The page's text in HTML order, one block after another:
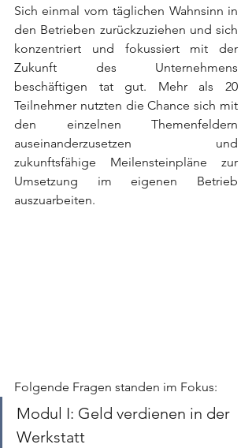
Sich einmal vom täglichen Wahnsinn in
den Betrieben zurückzuziehen und sich
konzentriert und fokussiert mit der
Zukunft des Unternehmens
beschäftigen tat gut. Mehr als 20
Teilnehmer nutzten die Chance sich mit
den einzelnen Themenfeldern
auseinanderzusetzen und
zukunftsfähige Meilensteinpläne zur
Umsetzung im eigenen Betrieb
auszuarbeiten.
Folgende Fragen standen im Fokus:
Modul I: Geld verdienen in der
Werkstatt